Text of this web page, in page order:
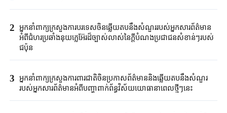
2 អ្នកនាំពាក្យ​ក្រសួង​ការបរទេសចិន​ឆ្លើយតបនឹង​សំណួរ​របស់​អ្នកសារព័ត៌មាន​
អំពី​ជំហរ​ប្រ​ឆាំង​នុយក្លេអ៊ែរ​ដ៏ច្បាស់លាស់នៃ​ក្តី​បំណងប្រជាជន​សំខាន់ៗ​របស់
ជប៉ុន​
3 អ្នកនាំពាក្យក្រសួងការពារជាតិចិនប្រកាសព័ត៌មាននិងឆ្លើយតបនឹងសំណួរ
របស់អ្នកសារព័ត៌មានអំពីបញ្ហាពាក់ព័ន្ធវិស័យយោធានាពេលថ្មីៗនេះ